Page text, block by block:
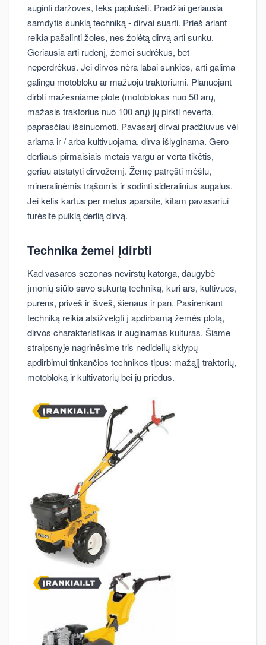
auginti daržoves, teks paplušėti. Pradžiai geriausia
samdytis sunkią techniką - dirvai suarti. Prieš ariant
reikia pašalinti žoles, nes žolėtą dirvą arti sunku.
Geriausia arti rudenį, žemei sudrėkus, bet
neperdrėkus. Jei dirvos nėra labai sunkios, arti galima
galingu motobloku ar mažuoju traktoriumi. Planuojant
dirbti mažesniame plote (motoblokas nuo 50 arų,
mažasis traktorius nuo 100 arų) jų pirkti neverta,
paprasčiau išsinuomoti. Pavasarį dirvai pradžiūvus vėl
ariama ir / arba kultivuojama, dirva išlyginama. Gero
derliaus pirmaisiais metais vargu ar verta tikėtis,
geriau atstatyti dirvožemį. Žemę patręšti mėšlu,
mineralinėmis trąšomis ir sodinti sideralinius augalus.
Jei kelis kartus per metus aparsite, kitam pavasariui
turėsite puikią derlią dirvą.
Technika žemei įdirbti
Kad vasaros sezonas nevirstų katorga, daugybė
įmonių siūlo savo sukurtą techniką, kuri ars, kultivuos,
purens, priveš ir išveš, šienaus ir pan. Pasirenkant
techniką reikia atsižvelgti į apdirbamą žemės plotą,
dirvos charakteristikas ir auginamas kultūras. Šiame
straipsnyje nagrinėsime tris nedidelių sklypų
apdirbimui tinkančios technikos tipus: mažąjį traktorių,
motobloką ir kultivatorių bei jų priedus.